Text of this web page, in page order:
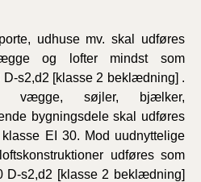
udhuse mv. skal udføres
og lofter mindst som
D-s2,d2 [klasse 2 beklædning] .
vægge, søjler, bjælker,
bygningsdele skal udføres
EI 30. Mod uudnyttelige
udføres som
D-s2,d2 [klasse 2 beklædning]